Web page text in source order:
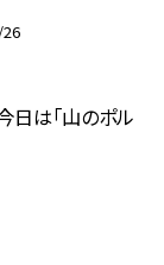
日は「山のポル